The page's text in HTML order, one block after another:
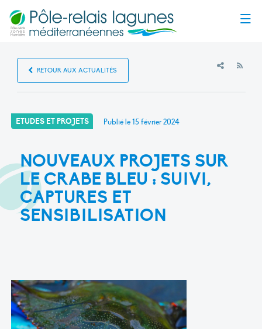
RETOUR AUX ACTUALITÉS
ETUDES ET PROJETS Publié le15 février 2024
NOUVEAUX PROJETS SUR
LE CRABE BLEU : SUIVI,
CAPTURES ET
SENSIBILISATION